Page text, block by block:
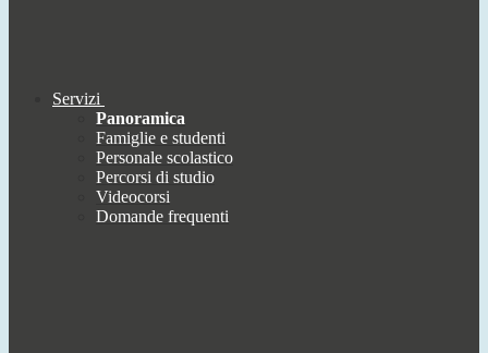
Servizi
Panoramica
Famiglie e studenti
Personale scolastico
Percorsi di studio
Videocorsi
Domande frequenti